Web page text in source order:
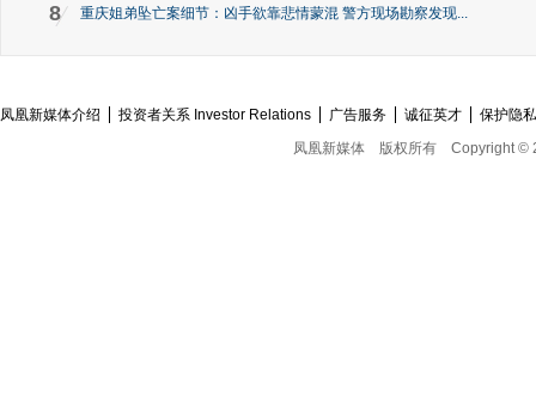
8 重庆姐弟坠亡案细节：凶手欲靠悲情蒙混 警方现场勘察发现...
凤凰新媒体介绍 投资者关系 Investor Relations 广告服务 诚征英才
保护隐
凤凰新媒体
版权所有 Copyright ©